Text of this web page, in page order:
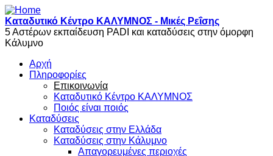
Skip to main content
Καταδυτικό Κέντρο ΚΑΛΥΜΝΟΣ - Μικές Ρεΐσης
5 Αστέρων εκπαίδευση PADI και καταδύσεις στην όμορφη
Κάλυμνο
Aρχή
Πληροφορίες
Επικοινωνία
Καταδυτικό Κέντρο ΚΑΛΥΜΝΟΣ
Ποιός είναι ποιός
Καταδύσεις
Καταδύσεις στην Ελλάδα
Καταδύσεις στην Κάλυμνο
Απαγορευμένες περιοχές